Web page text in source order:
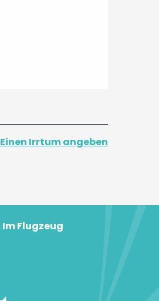
Einen Irrtum angeben
Im Flugzeug